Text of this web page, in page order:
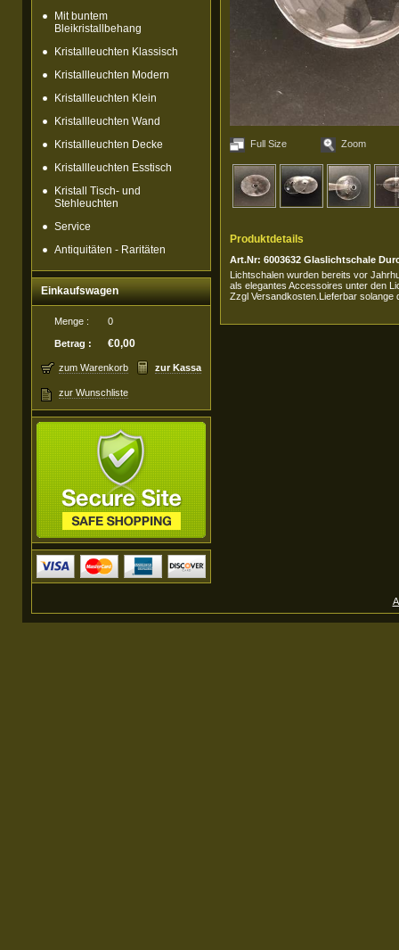
Mit buntem
Bleikristallbehang
Kristallleuchten Klassisch
Kristallleuchten Modern
Kristallleuchten Klein
Kristallleuchten Wand
Kristallleuchten Decke
Kristallleuchten Esstisch
Kristall Tisch- und
Stehleuchten
Service
Antiquitäten - Raritäten
Einkaufswagen
Menge : 0
Betrag : €0,00
zum Warenkorb zur Kassa
zur Wunschliste
Full Size Zoom
Produktdetails
Art.Nr: 6003632 Glaslichtschale
Lichtschalen wurden bereits vor
als elegantes Accessoires unter den
Zzgl Versandkosten.Lieferbar solange